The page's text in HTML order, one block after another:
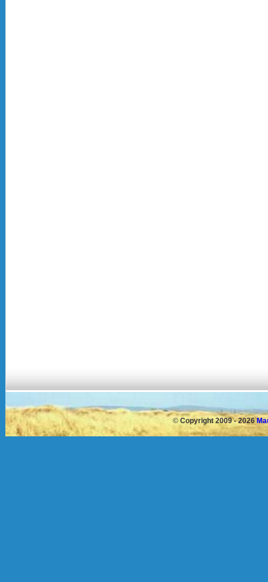
© Copyright 2009 - 2026